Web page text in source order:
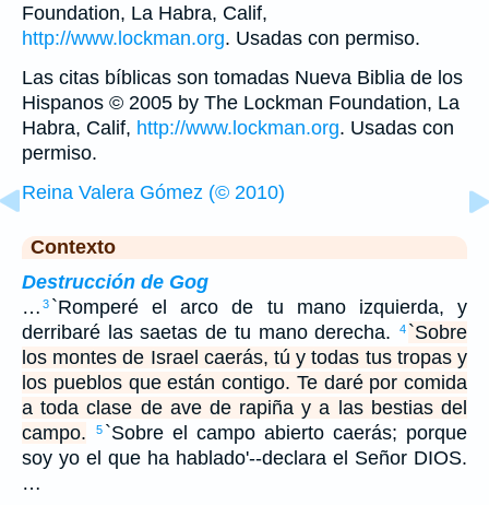
Foundation, La Habra, Calif,
http://www.lockman.org. Usadas con permiso.
Las citas bíblicas son tomadas Nueva Biblia de los
Hispanos © 2005 by The Lockman Foundation, La
Habra, Calif, http://www.lockman.org. Usadas con
permiso.
Reina Valera Gómez (© 2010)
Contexto
Destrucción de Gog
… 3 `Romperé el arco de tu mano izquierda, y
derribaré las saetas de tu mano derecha.
4 `Sobre
los montes de Israel caerás, tú y todas tus tropas y
los pueblos que están contigo. Te daré por comida
a toda clase de ave de rapiña y a las bestias del
campo.
5 `Sobre el campo abierto caerás; porque
soy yo el que ha hablado'--declara el Señor DIOS.
…